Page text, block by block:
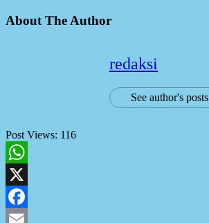
About The Author
redaksi
See author's posts
Post Views: 116
WhatsApp
X
Facebook